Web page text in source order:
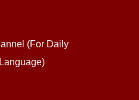
(For Daily